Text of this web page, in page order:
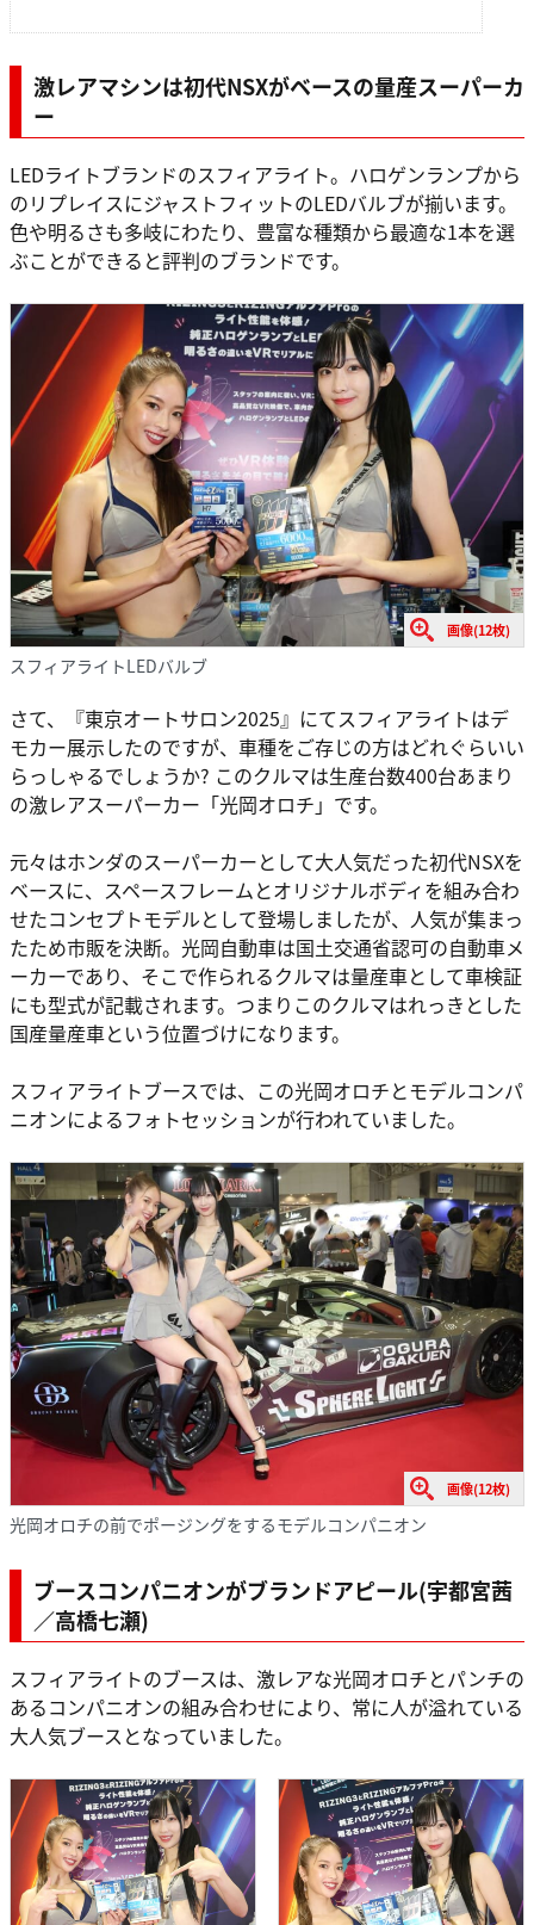
激レアマシンは初代NSXがベースの量産スーパーカ
ー
LEDライトブランドのスフィアライト。ハロゲンランプから
のリプレイスにジャストフィットのLEDバルブが揃います。
色や明るさも多岐にわたり、豊富な種類から最適な1本を選
ぶことができると評判のブランドです。
画像(12枚)
スフィアライトLEDバルブ
さて、『東京オートサロン2025』にてスフィアライトはデ
モカー展示したのですが、車種をご存じの方はどれぐらいい
らっしゃるでしょうか? このクルマは生産台数400台あまり
の激レアスーパーカー「光岡オロチ」です。
元々はホンダのスーパーカーとして大人気だった初代NSXを
ベースに、スペースフレームとオリジナルボディを組み合わ
せたコンセプトモデルとして登場しましたが、人気が集まっ
たため市販を決断。光岡自動車は国土交通省認可の自動車メ
ーカーであり、そこで作られるクルマは量産車として車検証
にも型式が記載されます。つまりこのクルマはれっきとした
国産量産車という位置づけになります。
スフィアライトブースでは、この光岡オロチとモデルコンパ
ニオンによるフォトセッションが行われていました。
画像(12枚)
光岡オロチの前でポージングをするモデルコンパニオン
ブースコンパニオンがブランドアピール(宇都宮茜
／高橋七瀬)
スフィアライトのブースは、激レアな光岡オロチとパンチの
あるコンパニオンの組み合わせにより、常に人が溢れている
大人気ブースとなっていました。